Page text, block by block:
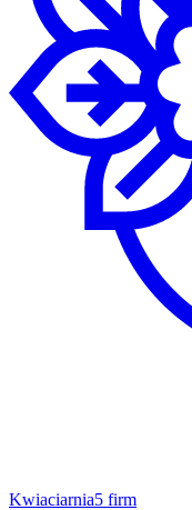
Kwiaciarnia5 firm